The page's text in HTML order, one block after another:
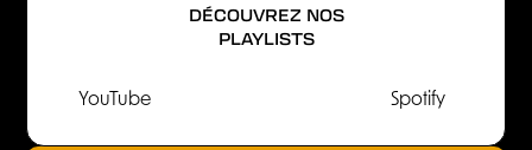
DÉCOUVREZ NOS
PLAYLISTS
YouTube Spotify